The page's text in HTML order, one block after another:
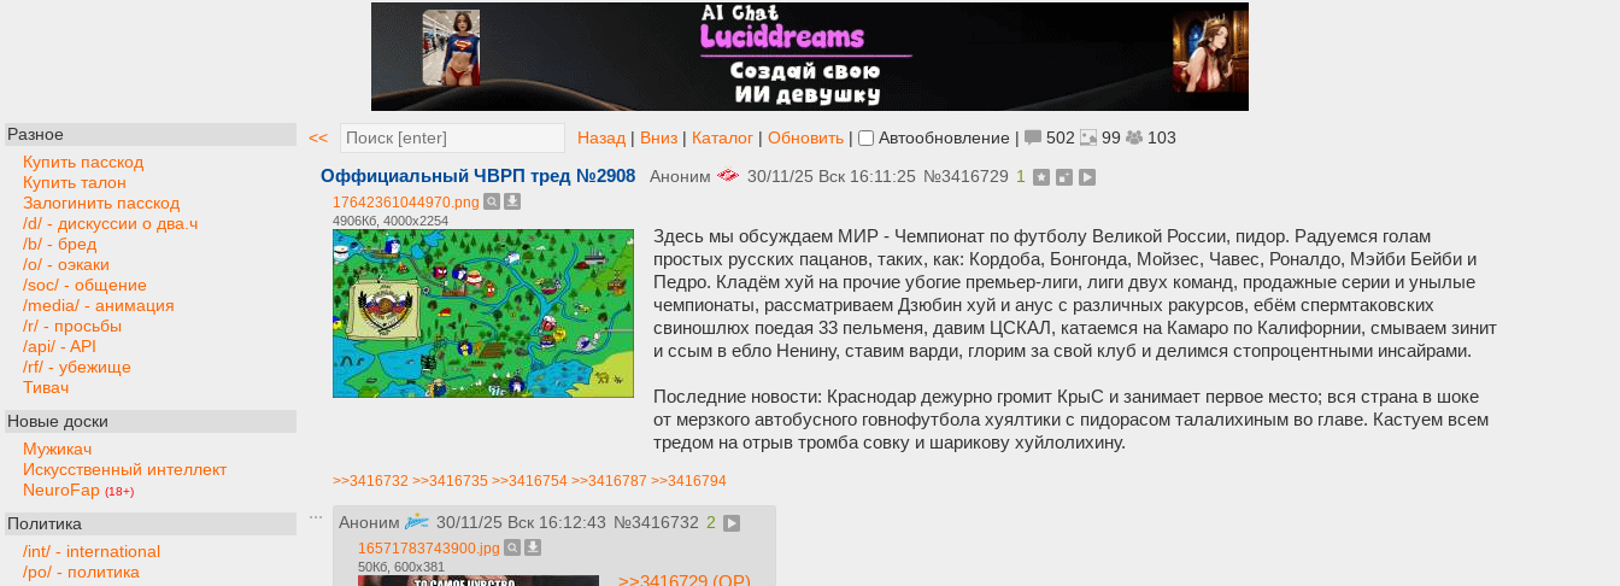
Разное
Купить пасскод
Купить талон
Залогинить пасскод
/d/ - дискуссии о два.ч
/b/ - бред
/o/ - оэкаки
/soc/ - общение
/media/ - анимация
/r/ - просьбы
/api/ - API
/rf/ - убежище
Тивач
Новые доски
Мужикач
Искусственный интеллект
NeuroFap (18+)
Политика
/int/ - international
/po/ - политика
<< Назад | Вниз | Каталог | Обновить | Автообновление | 502 99 103
Оффициальный ЧВРП тред №2908 Аноним 30/11/25 Вск 16:11:25 №3416729 1
17642361044970.png
4906Кб, 4000x2254
Здесь мы обсуждаем МИР - Чемпионат по футболу Великой России, пидор. Радуемся голам
простых русских пацанов, таких, как: Кордоба, Бонгонда, Мойзес, Чавес, Роналдо, Мэйби Бейби и
Педро. Кладём хуй на прочие убогие премьер-лиги, лиги двух команд, продажные серии и унылые
чемпионаты, рассматриваем Дзюбин хуй и анус с различных ракурсов, ебём спермтаковских
свиношлюх поедая 33 пельменя, давим ЦСКАЛ, катаемся на Камаро по Калифорнии, смываем зинит
и ссым в ебло Ненину, ставим варди, глорим за свой клуб и делимся стопроцентными инсайрами.
Последние новости: Краснодар дежурно громит КрыС и занимает первое место; вся страна в шоке
от мерзкого автобусного говнофутбола хуялтики с пидорасом талалихиным во главе. Кастуем всем
тредом на отрыв тромба совку и шарикову хуйлолихину.
>>3416732 >>3416735 >>3416754 >>3416787 >>3416794
Аноним 30/11/25 Вск 16:12:43 №3416732 2
16571783743900.jpg
50Кб, 600x381
>>3416729 (OP)